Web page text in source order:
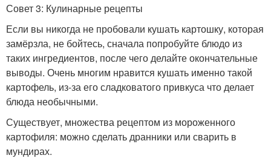
Совет 3: Кулинарные рецепты
Если вы никогда не пробовали кушать картошку, которая
замёрзла, не бойтесь, сначала попробуйте блюдо из
таких ингредиентов, после чего делайте окончательные
выводы. Очень многим нравится кушать именно такой
картофель, из-за его сладковатого привкуса что делает
блюда необычными.
Существует, множества рецептом из мороженного
картофиля: можно сделать дранники или сварить в
мундирах.